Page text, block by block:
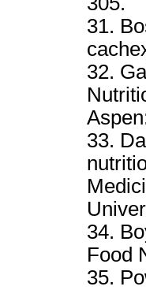
31.
32.
33.
34.
35.